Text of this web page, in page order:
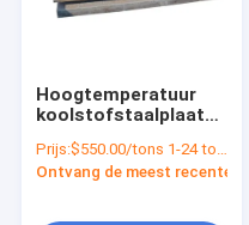
Hoogtemperatuur
koolstofstaalplaatplaat
zinkgeplatte rolbaan
Prijs:$550.00/tons 1-24 tons
Ontvang de meest recente